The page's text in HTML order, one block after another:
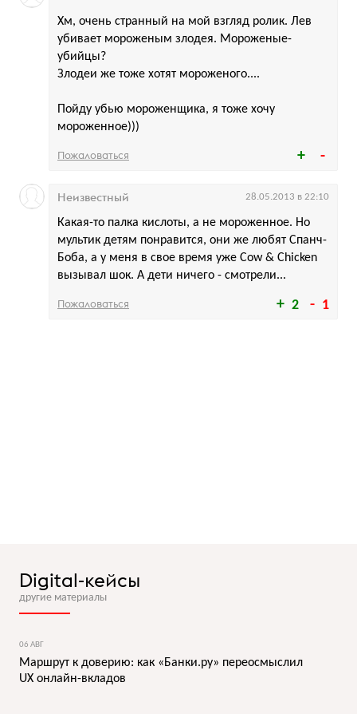
Хм, очень странный на мой взгляд ролик. Лев
убивает мороженым злодея. Мороженые-
убийцы?
Злодеи же тоже хотят мороженого....
Пойду убью мороженщика, я тоже хочу
мороженное)))
Пожаловаться
2 1
Какая-то палка кислоты, а не мороженное. Но
мультик детям понравится, они же любят Спанч-
Боба, а у меня в свое время уже Cow & Chicken
вызывал шок. А дети ничего - смотрели...
Неизвестный 28.05.2013 в 22:10
Пожаловаться
Digital-кейсы
другие материалы
06 АВГ
Маршрут к доверию: как «Банки.ру» переосмыслил
UX онлайн-вкладов